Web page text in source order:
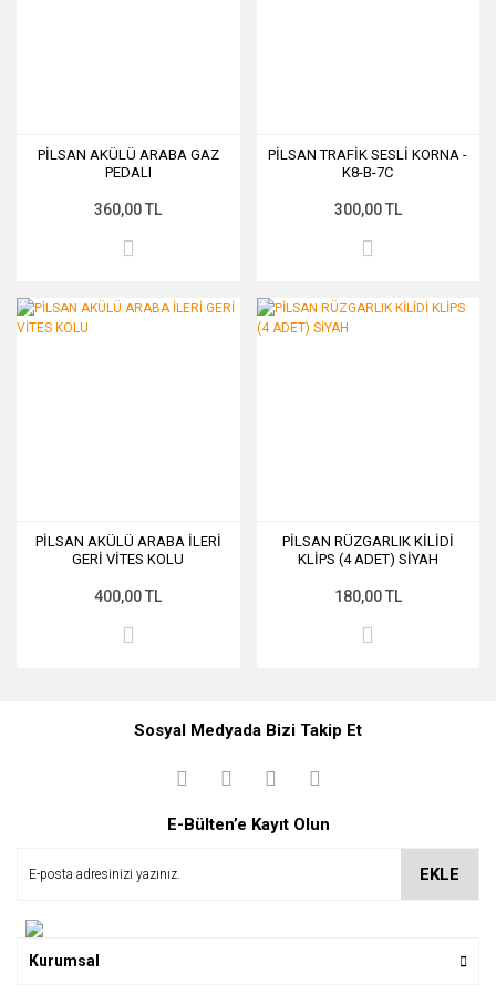
PİLSAN AKÜLÜ ARABA GAZ
PEDALI
360,00 TL
PİLSAN TRAFİK SESLİ KORNA -
K8-B-7C
300,00 TL
PİLSAN AKÜLÜ ARABA İLERİ
GERİ VİTES KOLU
400,00 TL
PİLSAN RÜZGARLIK KİLİDİ
KLİPS (4 ADET) SİYAH
180,00 TL
Sosyal Medyada Bizi Takip Et
E-Bülten’e Kayıt Olun
EKLE
Kurumsal